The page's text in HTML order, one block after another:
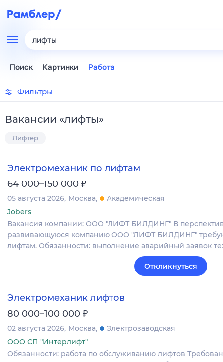
лифты
Поиск Картинки Работа
Фильтры
Вакансии «лифты»
Лифтер
Электромеханик по лифтам
64 000–150 000 ₽
05 августа 2026 Москва
Академическая
Jobers
Вакансия компании: ООО "ЛИФТ БИЛДИНГ" В
развивающуюся компанию ООО "ЛИФТ БИЛДИНГ"
лифтам. Обязанности: выполнение аварийный заявок
Откликнуться
Электромеханик лифтов
80 000–100 000 ₽
02 августа 2026 Москва
Электрозаводская
ООО СП "Интерлифт"
Обязанности: работа по обслуживанию лифтов